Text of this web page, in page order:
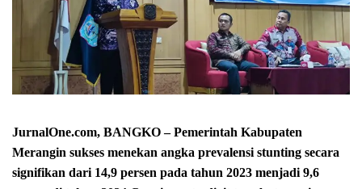
JurnalOne.com, BANGKO – Pemerintah Kabupaten
Merangin sukses menekan angka prevalensi stunting secara
signifikan dari 14,9 persen pada tahun 2023 menjadi 9,6